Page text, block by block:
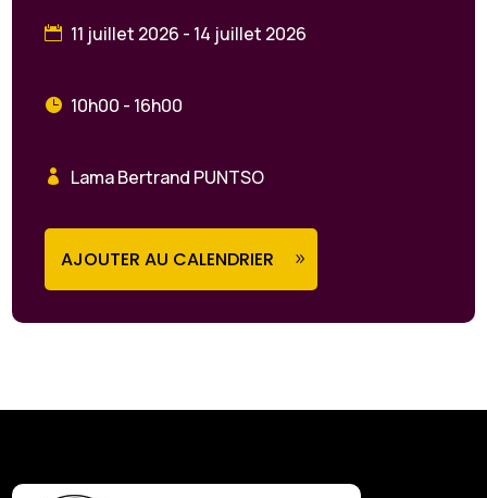
11 juillet 2026 - 14 juillet 2026
10h00 - 16h00
Lama Bertrand PUNTSO
AJOUTER AU CALENDRIER